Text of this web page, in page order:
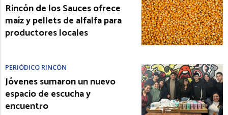
Rincón de los Sauces ofrece
maíz y pellets de alfalfa para
productores locales
PERIÓDICO RINCÓN
Jóvenes sumaron un nuevo
espacio de escucha y
encuentro